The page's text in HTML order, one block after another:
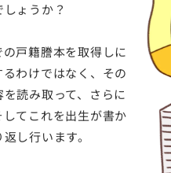
ょうか？
戸籍謄本を取得しに
わけではなく、その
読み取って、さらに
てこれを出生が書か
し行います。